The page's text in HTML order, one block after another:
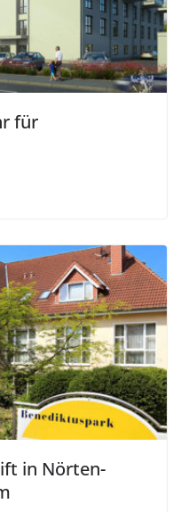
für
in Nörten-